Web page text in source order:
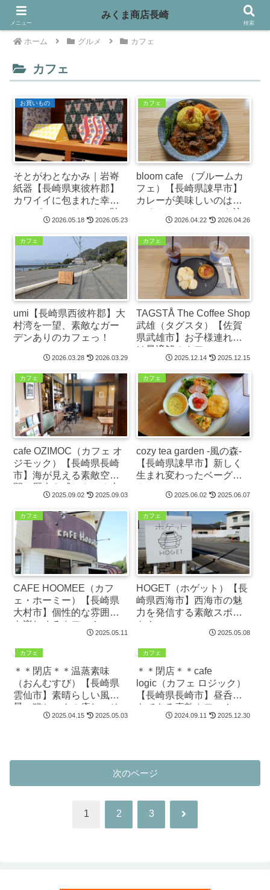
ホーム グルメ カフェ
カフェ
お買いもの
そとがわとなかみ｜岩㟢
紙器【長崎県東彼杵郡】
カワイイに包まれた幸せ
いっぱいのオリジナル貼
り箱っ！2026.05.18 2026.05.23
カフェ
bloom cafe （ブルームカ
フェ）【長崎県諌早市】
カレーが美味しいのはも
ちろん、スイーツにも注
2026.04.22 2026.04.26
カフェ
umi【長崎県西彼杵郡】大
村湾を一望、素敵なガー
デンありのカフェっ！
2026.03.28 2026.03.29
カフェ
TAGSTÅ The Coffee Shop
武雄（タグスタ）【佐賀
県武雄市】お子様連れに
は最適解のカフェ
&asobiba2025.12.14 2025.12.15
カフェ
cafe OZIMOC（カフェ オ
ジモック）【長崎県長崎
市】海が見える素敵空
間、歴史を感じさせる古
民家カフェっ！
2025.09.02 2025.09.03
カフェ
cozy tea garden -風の森-
【長崎県諌早市】新しく
生まれ変わったベーグル
カフェ！
2025.06.02 2025.06.07
カフェ
CAFE HOOMEE（カフ
ェ・ホーミー）【長崎県
大村市】個性的な雰囲気
を楽しめるカフェ！
2025.05.11
カフェ
HOGET（ホゲット）【長
崎県西海市】西海市の魅
力を発信する素敵スポッ
ト！
2025.05.08
カフェ
＊＊閉店＊＊温蒸素味
（おんむすび）【長崎県
雲仙市】素晴らしい風
景、猫ちゃんの癒し、そ
してスイーツを堪能！
2025.04.15 2025.05.03
カフェ
＊＊閉店＊＊cafe
logic（カフェ ロジック）
【長崎県長崎市】昼呑み
もできる素敵カフェ！
2024.09.11 2025.12.30
次のページ
1 2 3 次
メニュー
みくま商店長崎
検索